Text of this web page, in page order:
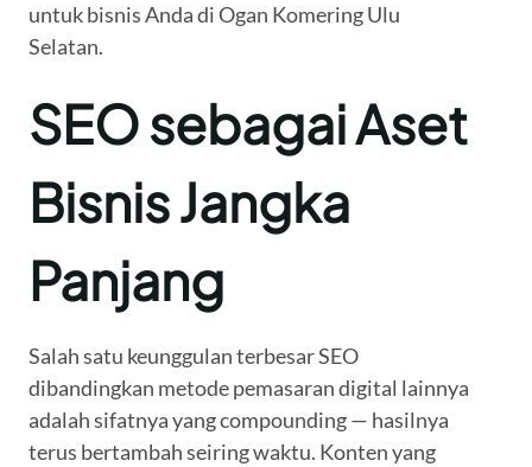
untuk bisnis Anda di Ogan Komering Ulu
Selatan.
SEO sebagai Aset
Bisnis Jangka
Panjang
Salah satu keunggulan terbesar SEO
dibandingkan metode pemasaran digital lainnya
adalah sifatnya yang compounding — hasilnya
terus bertambah seiring waktu. Konten yang